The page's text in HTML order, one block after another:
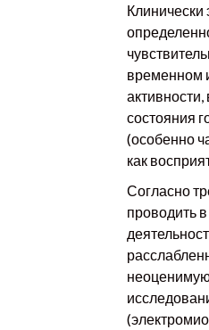
Клинически
временном
состояния
(особенно
как
Согласно
проводить